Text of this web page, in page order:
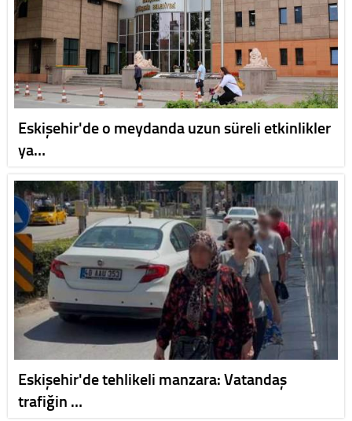
Eskişehir'de o meydanda uzun süreli etkinlikler
ya…
Eskişehir'de tehlikeli manzara: Vatandaş
trafiğin …